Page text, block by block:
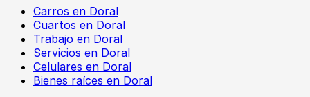
Carros en Doral
Cuartos en Doral
Trabajo en Doral
Servicios en Doral
Celulares en Doral
Bienes raíces en Doral